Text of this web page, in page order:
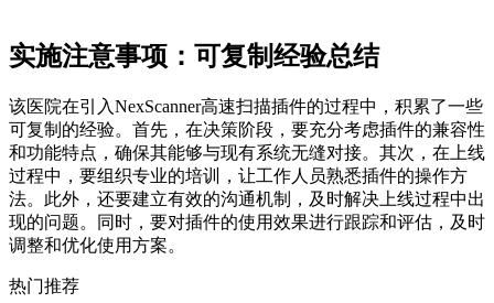
实施注意事项：可复制经验总结
该医院在引入NexScanner高速扫描插件的过程中，积累了一些
可复制的经验。首先，在决策阶段，要充分考虑插件的兼容性
和功能特点，确保其能够与现有系统无缝对接。其次，在上线
过程中，要组织专业的培训，让工作人员熟悉插件的操作方
法。此外，还要建立有效的沟通机制，及时解决上线过程中出
现的问题。同时，要对插件的使用效果进行跟踪和评估，及时
调整和优化使用方案。
热门推荐